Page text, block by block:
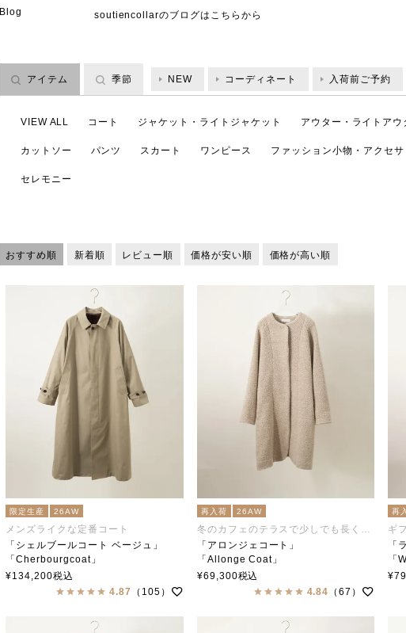
Blog soutiencollarのブログは こちらから
アイテム 季節 NEW コーディネート 入荷前ご予約
VIEW ALL コート ジャケット・ライトジャケット アウター・ライトアウ
カットソー パンツ スカート ワンピース ファッション小物・アクセサ
セレモニー
おすすめ順 新着順 レビュー順 価格が安い順 価格が高い順
限定生産 26AW
メンズライクな定番コート
「シェルブールコート ベージュ」
「Cherbourgcoat」
soutiencollar（ステンカラー）
¥134,200税込
4.87
（105）
再入荷 26AW
「アロンジェコート」
「Allonge Coat」
soutiencollar（ステンカラー）
¥69,300税込
4.84 （67）
再
ギ
「
「
¥